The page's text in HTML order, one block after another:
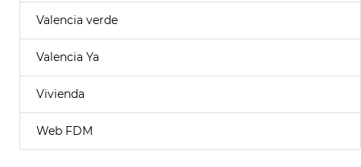
Valencia verde
Valencia Ya
Vivienda
Web FDM